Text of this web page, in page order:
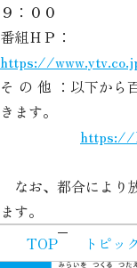
９：００
番組ＨＰ：
https://
そ の 他 ：以下から
きます。
https://
なお、都合により
ます。
TOP
トピッ